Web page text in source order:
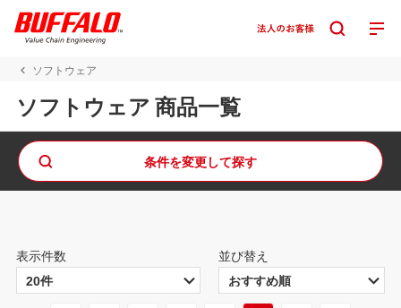
ソフトウェア
ソフトウェア 商品一覧
条件を変更して探す
表示件数 並び替え